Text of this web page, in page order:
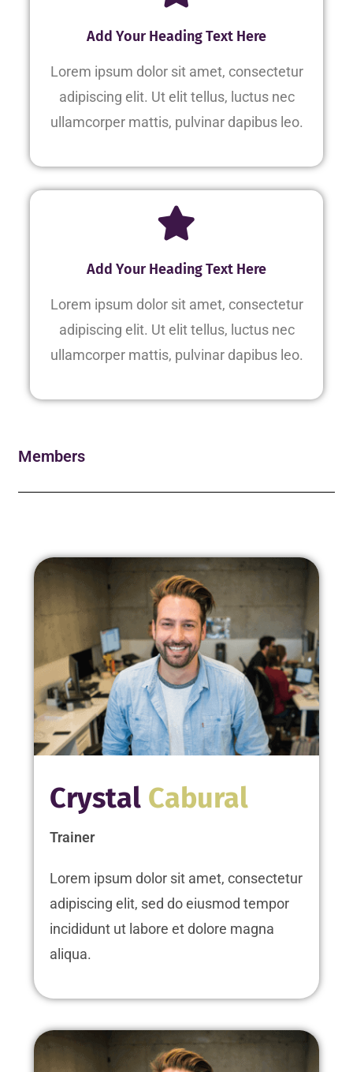
Add Your Heading Text Here
Lorem ipsum dolor sit amet, consectetur
adipiscing elit. Ut elit tellus, luctus nec
ullamcorper mattis, pulvinar dapibus leo.
Add Your Heading Text Here
Lorem ipsum dolor sit amet, consectetur
adipiscing elit. Ut elit tellus, luctus nec
ullamcorper mattis, pulvinar dapibus leo.
Members
Crystal Cabural
Trainer
Lorem ipsum dolor sit amet, consectetur
adipiscing elit, sed do eiusmod tempor
incididunt ut labore et dolore magna
aliqua.